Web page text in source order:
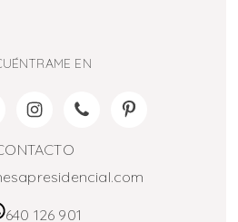
EN
640 126 901